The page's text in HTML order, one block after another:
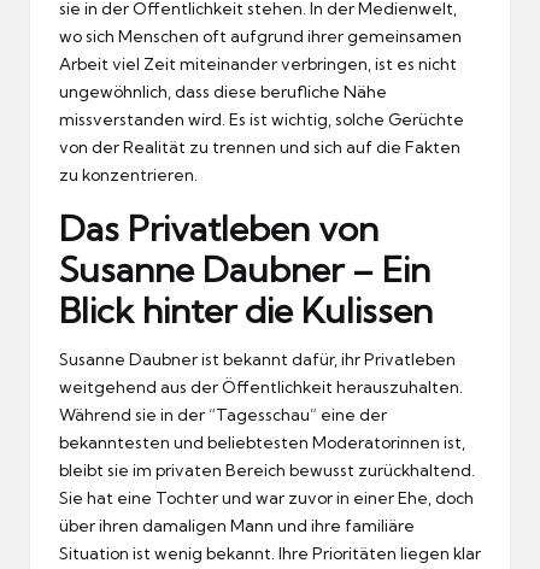
sie in der Öffentlichkeit stehen. In der Medienwelt,
wo sich Menschen oft aufgrund ihrer gemeinsamen
Arbeit viel Zeit miteinander verbringen, ist es nicht
ungewöhnlich, dass diese berufliche Nähe
missverstanden wird. Es ist wichtig, solche Gerüchte
von der Realität zu trennen und sich auf die Fakten
zu konzentrieren.
Das Privatleben von
Susanne Daubner – Ein
Blick hinter die Kulissen
Susanne Daubner ist bekannt dafür, ihr Privatleben
weitgehend aus der Öffentlichkeit herauszuhalten.
Während sie in der “Tagesschau” eine der
bekanntesten und beliebtesten Moderatorinnen ist,
bleibt sie im privaten Bereich bewusst zurückhaltend.
Sie hat eine Tochter und war zuvor in einer Ehe, doch
über ihren damaligen Mann und ihre familiäre
Situation ist wenig bekannt. Ihre Prioritäten liegen klar